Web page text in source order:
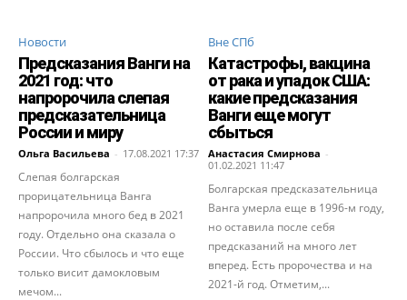
Новости
Предсказания Ванги на
2021 год: что
напророчила слепая
предсказательница
России и миру
Ольга Васильева - 17.08.2021 17:37
Слепая болгарская
прорицательница Ванга
напророчила много бед в 2021
году. Отдельно она сказала о
России. Что сбылось и что еще
только висит дамокловым
мечом...
Вне СПб
Катастрофы, вакцина
от рака и упадок США:
какие предсказания
Ванги еще могут
сбыться
Анастасия Смирнова -
01.02.2021 11:47
Болгарская предсказательница
Ванга умерла еще в 1996-м году,
но оставила после себя
предсказаний на много лет
вперед. Есть пророчества и на
2021-й год. Отметим,...